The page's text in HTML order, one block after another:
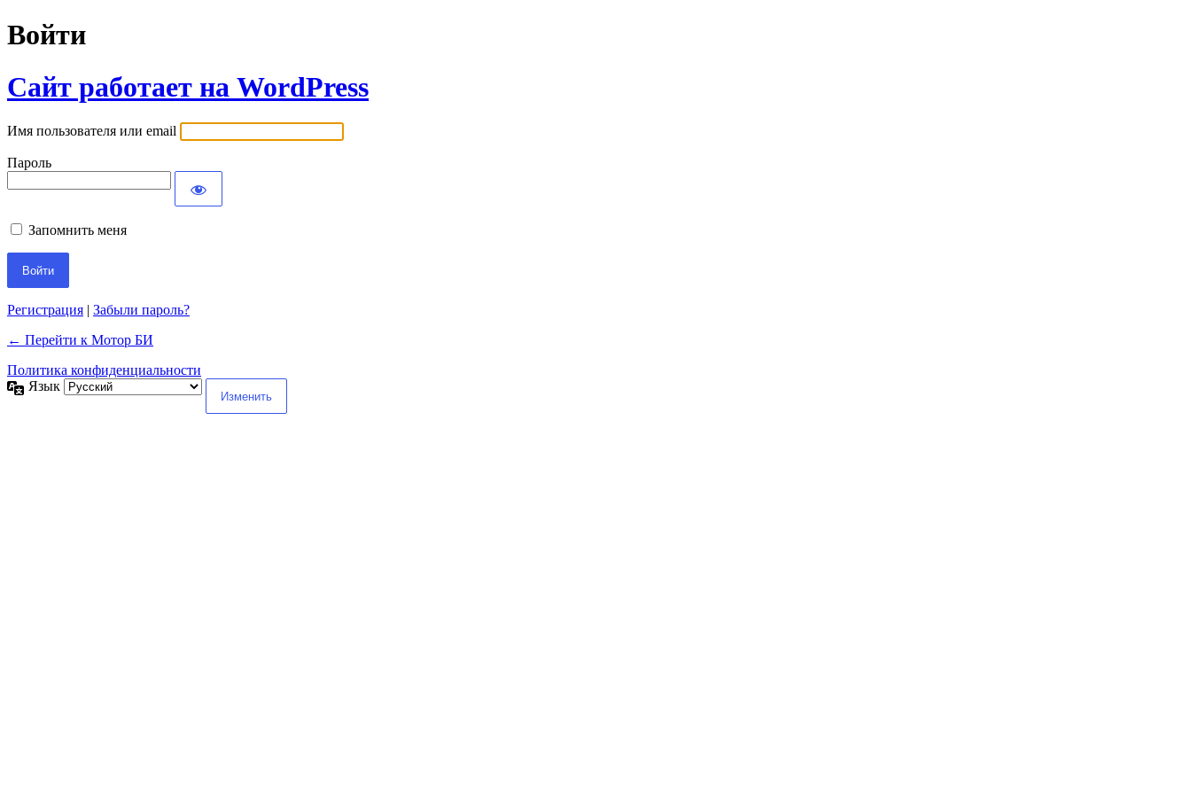
Войти
Сайт работает на WordPress
Имя пользователя или email
Пароль
Запомнить меня
Регистрация | Забыли пароль?
← Перейти к Мотор БИ
Политика конфиденциальности
Язык